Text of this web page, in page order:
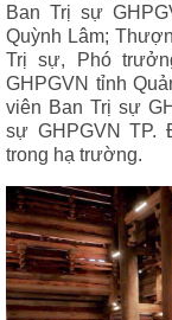
Ban Trị sự
Quỳnh Lâm;
Trị sự, Phó
GHPGVN tỉnh
viên Ban Trị sự
sự GHPGVN TP.
trong hạ trường.